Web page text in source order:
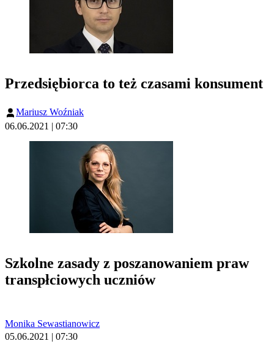
Przedsiębiorca to też czasami konsument
Mariusz Woźniak
06.06.2021 | 07:30
Szkolne zasady z poszanowaniem praw
transpłciowych uczniów
Monika Sewastianowicz
05.06.2021 | 07:30